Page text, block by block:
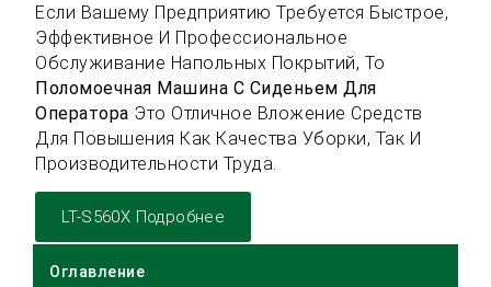
Оглавление
Если Вашему Предприятию Требуется Быстрое,
Эффективное И Профессиональное
Обслуживание Напольных Покрытий, То
Поломоечная Машина С Сиденьем Для
Оператора Это Отличное Вложение Средств
Для Повышения Как Качества Уборки, Так И
Производительности Труда.
LT-S560X Подробнее